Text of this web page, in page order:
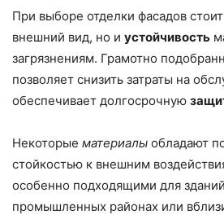
При выборе отделки фасадов
внешний вид, но и устойчивость
загрязнениям. Грамотно
позволяет снизить затраты на
обеспечивает долгосрочную
Некоторые материалы обладают
стойкостью к внешним
особенно подходящими для
промышленных районах или